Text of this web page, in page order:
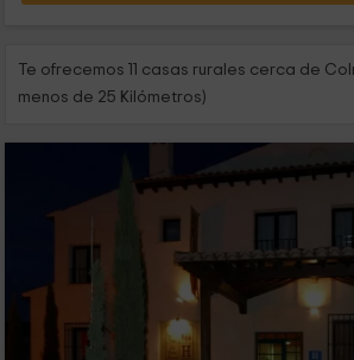
Te ofrecemos 11 casas rurales cerca de
menos de 25 Kilómetros)